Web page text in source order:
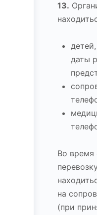
13.
даты
Во время
на
(при